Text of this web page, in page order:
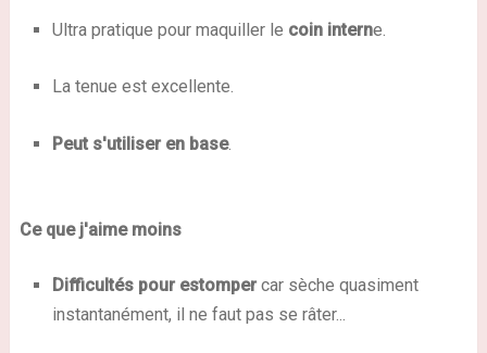
Ultra pratique pour maquiller le coin interne.
La tenue est excellente.
Peut s'utiliser en base.
Ce que j'aime moins
Difficultés pour estompercar sèche quasiment
instantanément, il ne faut pas se râter...